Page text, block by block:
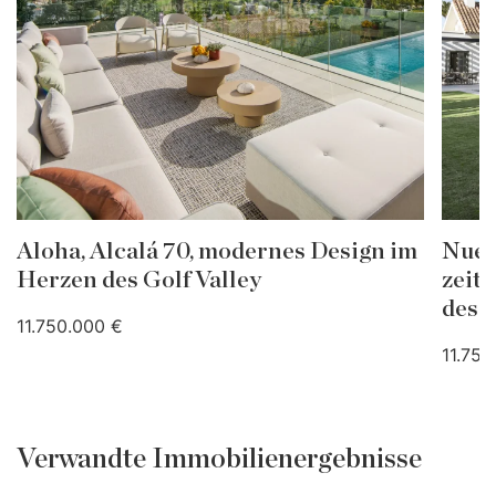
Aloha, Alcalá 70, modernes Design im
Herzen des Golf Valley
11.750.000 €
des
Verwandte Immobilienergebnisse